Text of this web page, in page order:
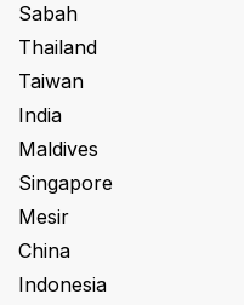
Sabah
Thailand
Taiwan
India
Maldives
Singapore
Mesir
China
Indonesia